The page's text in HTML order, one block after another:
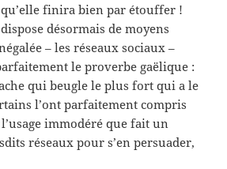
finira bien par étouffer !
désormais de moyens
– les réseaux sociaux –
le proverbe gaëlique :
qui beugle le plus fort qui a le
l’ont parfaitement compris
immodéré que fait un
réseaux pour s’en persuader,